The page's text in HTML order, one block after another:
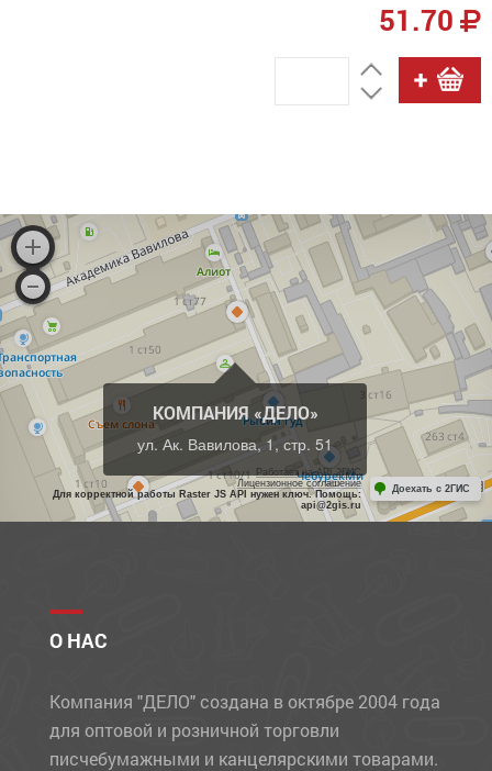
51.70
КОМПАНИЯ «ДЕЛО»
ул. Ак. Вавилова, 1, стр. 51
Работает на API 2ГИС
Лицензионное соглашение
Для корректной работы Raster JS API нужен ключ. Помощь:
api@2gis.ru
Доехать с 2ГИС
О НАС
Компания "ДЕЛО" создана в октябре 2004 года
для оптовой и розничной торговли
писчебумажными и канцелярскими товарами.